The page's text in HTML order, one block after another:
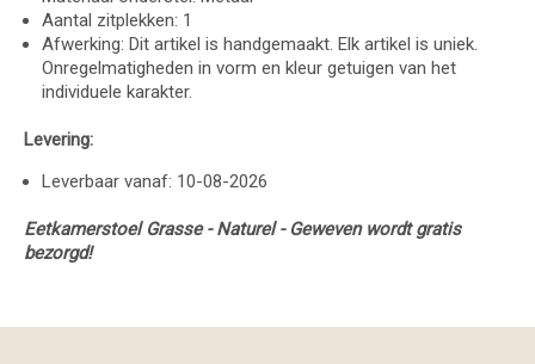
Aantal zitplekken: 1
Afwerking: Dit artikel is handgemaakt. Elk artikel is uniek.
Onregelmatigheden in vorm en kleur getuigen van het
individuele karakter.
Levering:
Leverbaar vanaf: 10-08-2026
Eetkamerstoel Grasse - Naturel - Geweven wordt gratis
bezorgd!